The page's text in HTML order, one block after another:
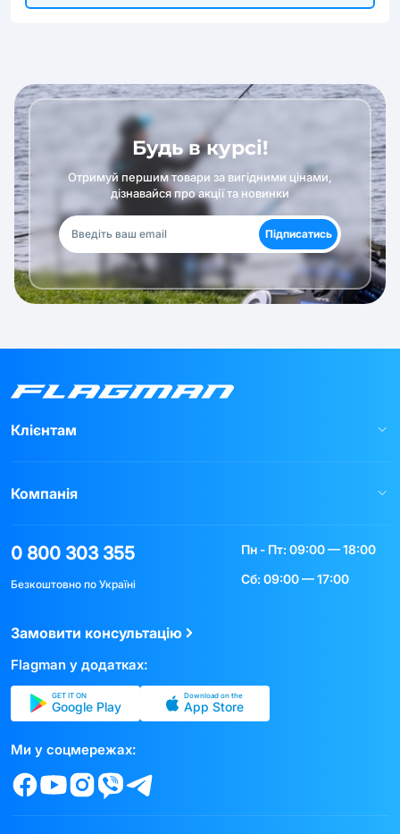
Будь в курсі!
Отримуй першим товари за вигідними цінами,
дізнавайся про акції та новинки
Підписатись
Клієнтам
Компанія
0 800 303 355
Безкоштовно по Україні
Пн - Пт: 09:00 — 18:00
Сб: 09:00 — 17:00
Замовити консультацію
Flagman у додатках:
GET IT ON
Google Play
Download on the
App Store
Ми у соцмережах: